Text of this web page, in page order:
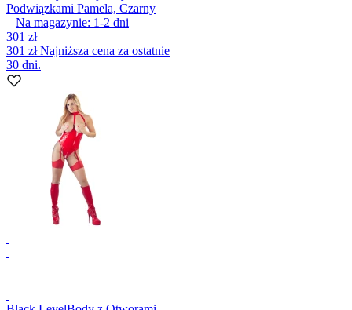
Podwiązkami Pamela, Czarny
Na magazynie: 1-2 dni
301 zł
301 złNajniższa cena za ostatnie
30 dni.